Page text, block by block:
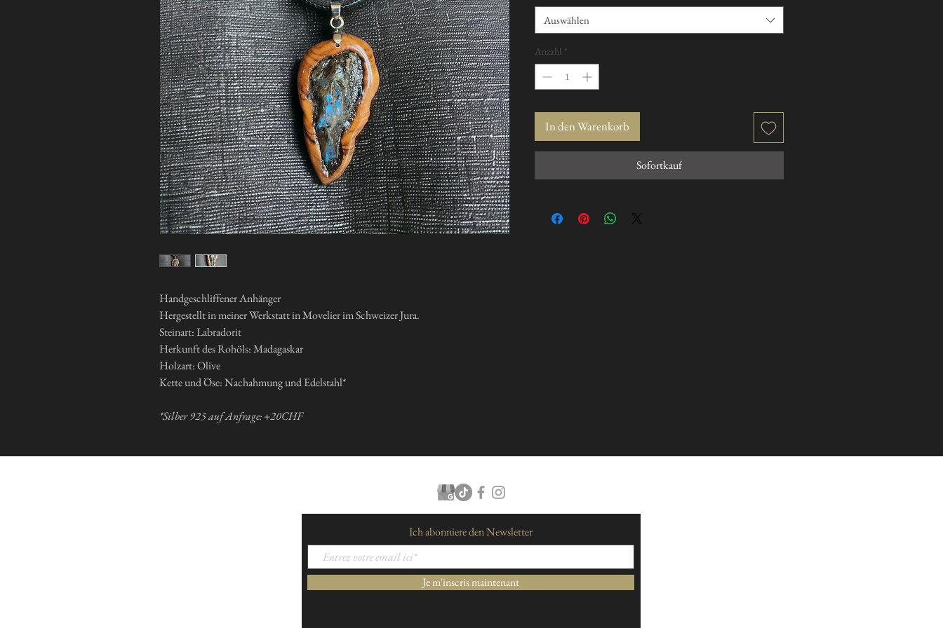
Handgeschliffener Anhänger
Hergestellt in meiner Werkstatt in Movelier im Schweizer Jura.
Steinart: Labradorit
Herkunft des Rohöls: Madagaskar
Holzart: Olive
Kette und Öse: Nachahmung und Edelstahl*
*Silber 925 auf Anfrage: +20CHF
Auswählen
Anzahl *
In den Warenkorb
Sofortkauf
Ich abonniere den Newsletter
Je m'inscris maintenant